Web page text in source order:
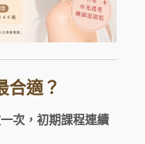
合適？
次，初期課程連續